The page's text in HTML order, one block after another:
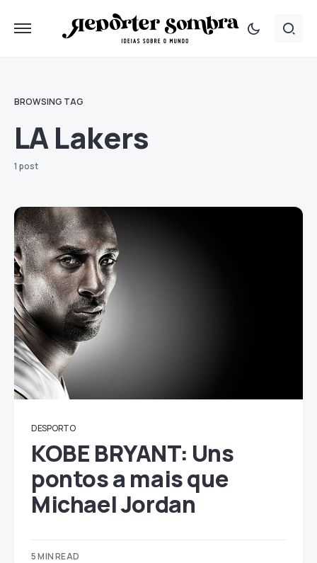
BROWSING TAG
LA Lakers
1 post
DESPORTO
KOBE BRYANT: Uns
pontos a mais que
Michael Jordan
5 MIN READ